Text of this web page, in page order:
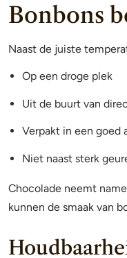
Bonbons
Naast de juiste
Op een droge plek
Uit de buurt van
Verpakt in een goed
Niet naast sterk
Chocolade neemt
kunnen de smaak van